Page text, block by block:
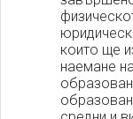
които ще
наемане